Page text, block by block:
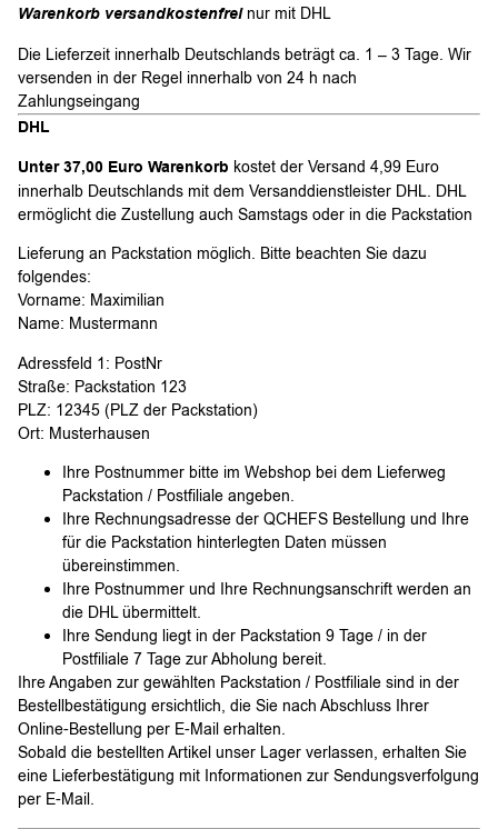
Warenkorb versandkostenfreinur mit DHL
Die Lieferzeit innerhalb Deutschlands beträgt ca. 1 – 3 Tage. Wir
versenden in der Regel innerhalb von 24 h nach
Zahlungseingang
DHL
Unter 37,00 Euro Warenkorb kostet der Versand 4,99 Euro
innerhalb Deutschlands mit dem Versanddienstleister DHL. DHL
ermöglicht die Zustellung auch Samstags oder in die Packstation
Lieferung an Packstation möglich. Bitte beachten Sie dazu
folgendes:
Vorname: Maximilian
Name: Mustermann
Adressfeld 1: PostNr
Straße: Packstation 123
PLZ: 12345 (PLZ der Packstation)
Ort: Musterhausen
Ihre Postnummer bitte im Webshop bei dem Lieferweg
Packstation / Postfiliale angeben.
Ihre Rechnungsadresse der QCHEFS Bestellung und Ihre
für die Packstation hinterlegten Daten müssen
übereinstimmen.
Ihre Postnummer und Ihre Rechnungsanschrift werden an
die DHL übermittelt.
Ihre Sendung liegt in der Packstation 9 Tage / in der
Postfiliale 7 Tage zur Abholung bereit.
Ihre Angaben zur gewählten Packstation / Postfiliale sind in der
Bestellbestätigung ersichtlich, die Sie nach Abschluss Ihrer
Online-Bestellung per E-Mail erhalten.
Sobald die bestellten Artikel unser Lager verlassen, erhalten Sie
eine Lieferbestätigung mit Informationen zur Sendungsverfolgung
per E-Mail.